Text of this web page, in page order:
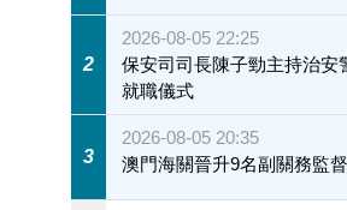
2
2026-08-05 22:25
保安司司長陳子勁主持治安
就職儀式
3
2026-08-05 20:35
澳門海關晉升9名副關務監督